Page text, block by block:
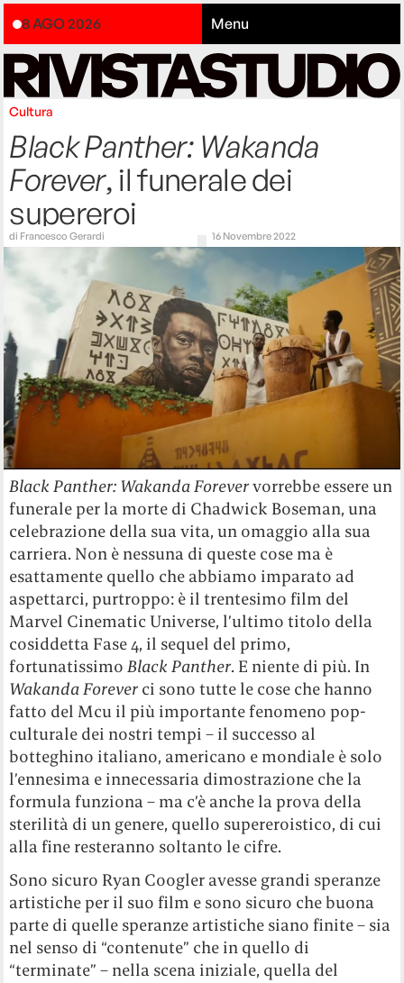
8 AGO 2026 Menu
Cultura
Black Panther: Wakanda
Forever, il funerale dei
supereroi
di Francesco Gerardi 16 Novembre 2022
Black Panther: Wakanda Forevervorrebbe essere un
funerale per la morte di Chadwick Boseman, una
celebrazione della sua vita, un omaggio alla sua
carriera. Non è nessuna di queste cose ma è
esattamente quello che abbiamo imparato ad
aspettarci, purtroppo: è il trentesimo film del
Marvel Cinematic Universe, l’ultimo titolo della
cosiddetta Fase 4, il sequel del primo,
fortunatissimoBlack Panther. E niente di più. In
Wakanda Forever ci sono tutte le cose che hanno
fatto del Mcu il più importante fenomeno pop-
culturale dei nostri tempi – il successo al
botteghino italiano, americano e mondiale è solo
l’ennesima e innecessaria dimostrazione che la
formula funziona – ma c’è anche la prova della
sterilità di un genere, quello supereroistico, di cui
alla fine resteranno soltanto le cifre.
Sono sicuro Ryan Coogler avesse grandi speranze
artistiche per il suo film e sono sicuro che buona
parte di quelle speranze artistiche siano finite – sia
nel senso di “contenute” che in quello di
“terminate” – nella scena iniziale, quella del